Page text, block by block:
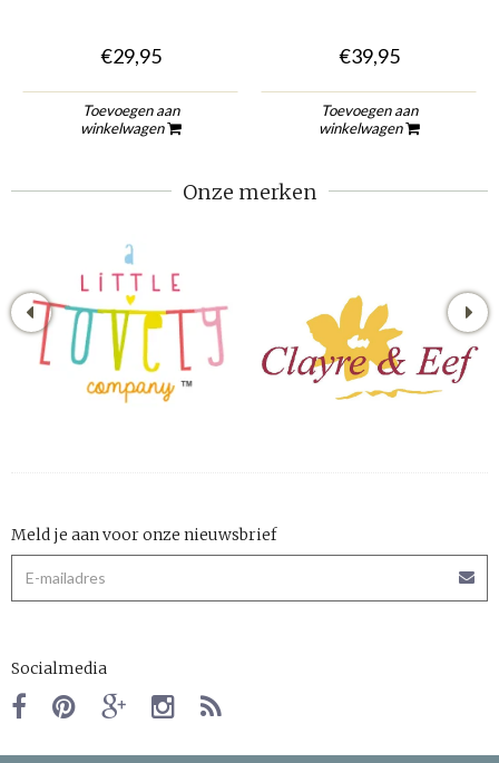
€29,95
Toevoegen aan
winkelwagen
€39,95
Toevoegen aan
winkelwagen
Onze merken
Meld je aan voor onze nieuwsbrief
Socialmedia